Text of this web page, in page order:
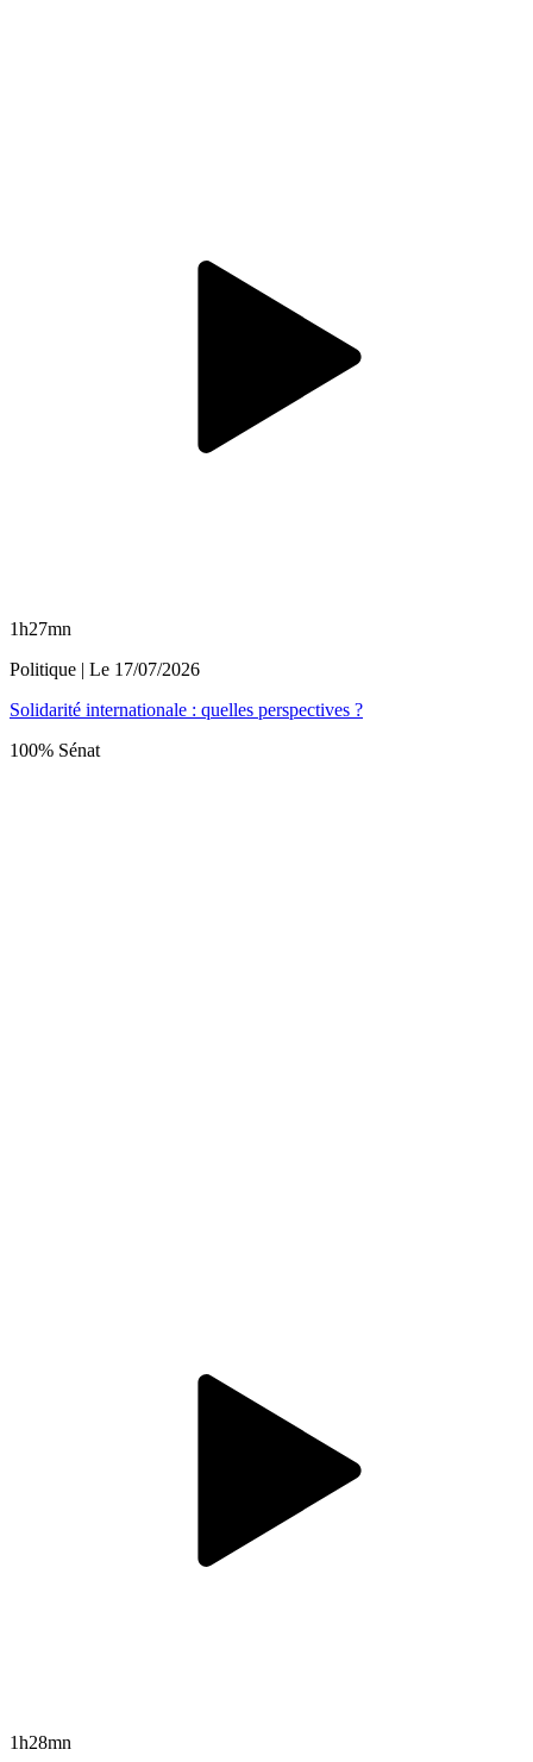
1h27mn
Politique | Le 17/07/2026
Solidarité internationale : quelles perspectives ?
100% Sénat
1h28mn